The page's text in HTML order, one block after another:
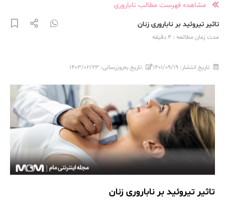
مشاهده فهرست مطالب ناباروری
تاثیر تیروئید بر ناباروری زنان
مدت زمان مطالعه : 4 دقیقه
تاریخ انتشار: ۱۴۰۱/۰۹/۱۹ تاریخ به‌روزرسانی: ۱۴۰۳/۰۲/۲۳
تاثیر تیروئید بر ناباروری زنان